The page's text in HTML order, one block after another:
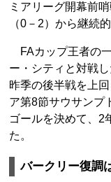
ミアリーグ開幕前
（0－2）から継続
FAカップ王者の
ー・シティと対戦
昨季の後半戦を上
ア第8節サウサンプ
ゴールを決めて、2
た。
バークリー復調